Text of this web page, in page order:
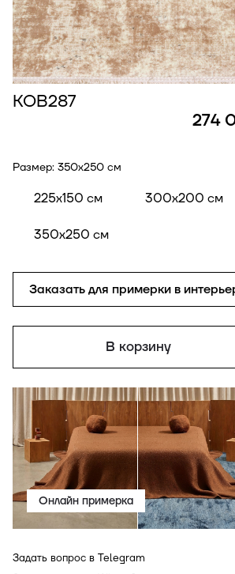
КОВ287
Размер: 350x250 см
225x150 см 300x200 см
350x250 см
Заказать для примерки в
В корзину
Онлайн примерка
Задать вопрос в Telegram
274